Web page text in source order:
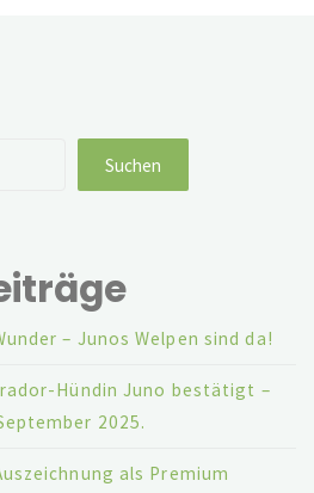
Suchen
– Junos Welpen sind da!
Hündin Juno bestätigt –
2025.
als Premium